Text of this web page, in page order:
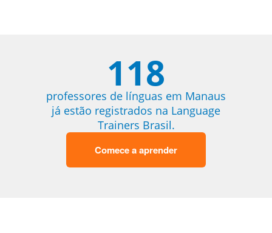
118
professores de línguas em Manaus
já estão registrados na Language
Trainers Brasil.
Comece a aprender